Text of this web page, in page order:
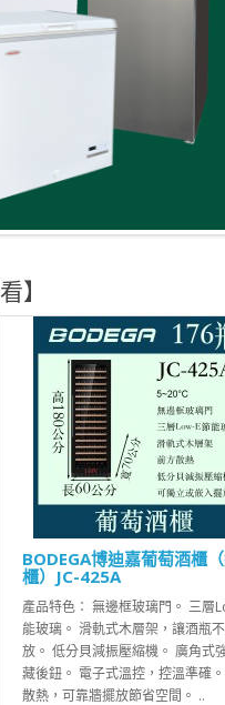
】
BODEGA博迪嘉葡萄酒櫃
櫃）JC-425A
產品特色： 無邊框玻璃門。 三層
能玻璃。 滑軌式木層架，讓酒瓶
放。 低分貝減振壓縮機。 廣角式
藏後鈕。 電子式溫控，控溫準確
散熱，可靠牆擺放節省空間。 ..